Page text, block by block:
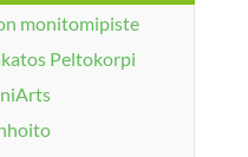
monitomipiste
Peltokorpi